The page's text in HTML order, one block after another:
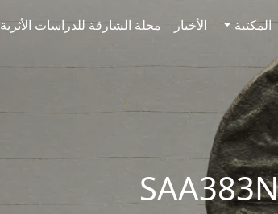
المكتبة الأخبار
مجلة الشارقة للدراسات الأثرية